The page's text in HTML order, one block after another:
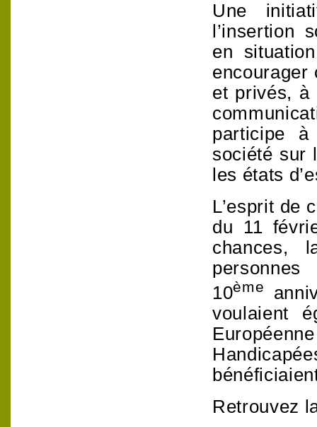
Une
l’insertion
en
encourager
et privés, à
participe
société sur
les états
L’esprit de
du 11
chances,
10ème
voulaient
Retrouvez